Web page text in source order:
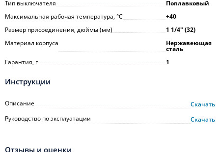
Тип выключателя
Поплавковый
Максимальная рабочая температура, °С
+40
Размер присоединения, дюймы (мм)
1 1/4ʺ (32)
Материал корпуса
Нержавеющая
сталь
Гарантия, г
1
Инструкции
Описание
Скачать
Руководство по эксплуатации
Скачать
Отзывы и оценки